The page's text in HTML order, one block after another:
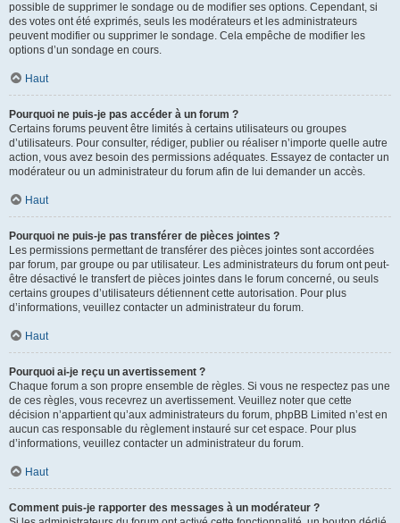
possible de supprimer le sondage ou de modifier ses options. Cependant, si
des votes ont été exprimés, seuls les modérateurs et les administrateurs
peuvent modifier ou supprimer le sondage. Cela empêche de modifier les
options d’un sondage en cours.
Haut
Pourquoi ne puis-je pas accéder à un forum ?
Certains forums peuvent être limités à certains utilisateurs ou groupes
d’utilisateurs. Pour consulter, rédiger, publier ou réaliser n’importe quelle autre
action, vous avez besoin des permissions adéquates. Essayez de contacter un
modérateur ou un administrateur du forum afin de lui demander un accès.
Haut
Pourquoi ne puis-je pas transférer de pièces jointes ?
Les permissions permettant de transférer des pièces jointes sont accordées
par forum, par groupe ou par utilisateur. Les administrateurs du forum ont peut-
être désactivé le transfert de pièces jointes dans le forum concerné, ou seuls
certains groupes d’utilisateurs détiennent cette autorisation. Pour plus
d’informations, veuillez contacter un administrateur du forum.
Haut
Pourquoi ai-je reçu un avertissement ?
Chaque forum a son propre ensemble de règles. Si vous ne respectez pas une
de ces règles, vous recevrez un avertissement. Veuillez noter que cette
décision n’appartient qu’aux administrateurs du forum, phpBB Limited n’est en
aucun cas responsable du règlement instauré sur cet espace. Pour plus
d’informations, veuillez contacter un administrateur du forum.
Haut
Comment puis-je rapporter des messages à un modérateur ?